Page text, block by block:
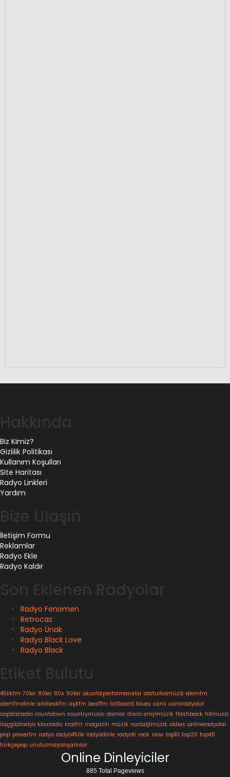
Biz Kimiz?
Gizlilik Politikası
Kullanım Koşulları
Site Haritası
Radyo Linkleri
Yardım
İletişim Formu
Reklamlar
Radyo Ekle
Radyo Kaldır
Radyo Fenomen
Retrocaz
Radyo Ünak
Radyo Black Love
Radyo Black
45likfm 70ler 80ler 80s 90lar akustikperformanslar alaturkamüzik alemfm
alemfmdinle arabeskfm aşkfm bestfm billboard blues canlı canlıradyolar
capitalradio countdown countrymusic damar disco eniyimüzik flashback hitmusic
ilaçgibiradyo klasradio kralfm magazin müzik nostaljimüzik oldies onlineradyolar
pop powerfm radyo radyo45lik radyodinle radyoti rock slow top10 top20 top40
türkçepop unutulmayanşarkılar
Online Dinleyiciler
885 Total Pageviews